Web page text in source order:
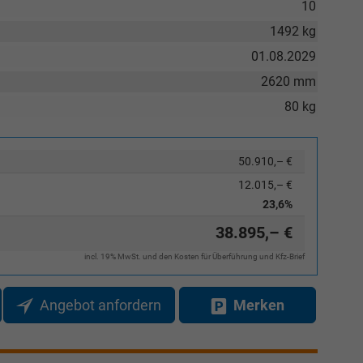
10
1492 kg
01.08.2029
2620 mm
80 kg
50.910,– €
12.015,– €
23,6%
38.895,– €
incl. 19% MwSt. und den Kosten für Überführung und Kfz-Brief
Angebot anfordern Merken
Tel. 04181/2176-27